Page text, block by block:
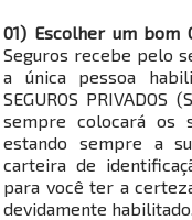
01) Escolher um
Seguros recebe pelo
a única pessoa
SEGUROS
sempre colocará os
estando sempre a
carteira de
para você ter a
devidamente habilitado.